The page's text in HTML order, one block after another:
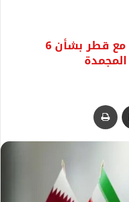
#إيران تعلن اتفاقا جديدا مع قطر بشأن 6
مشاركة عبر البريد